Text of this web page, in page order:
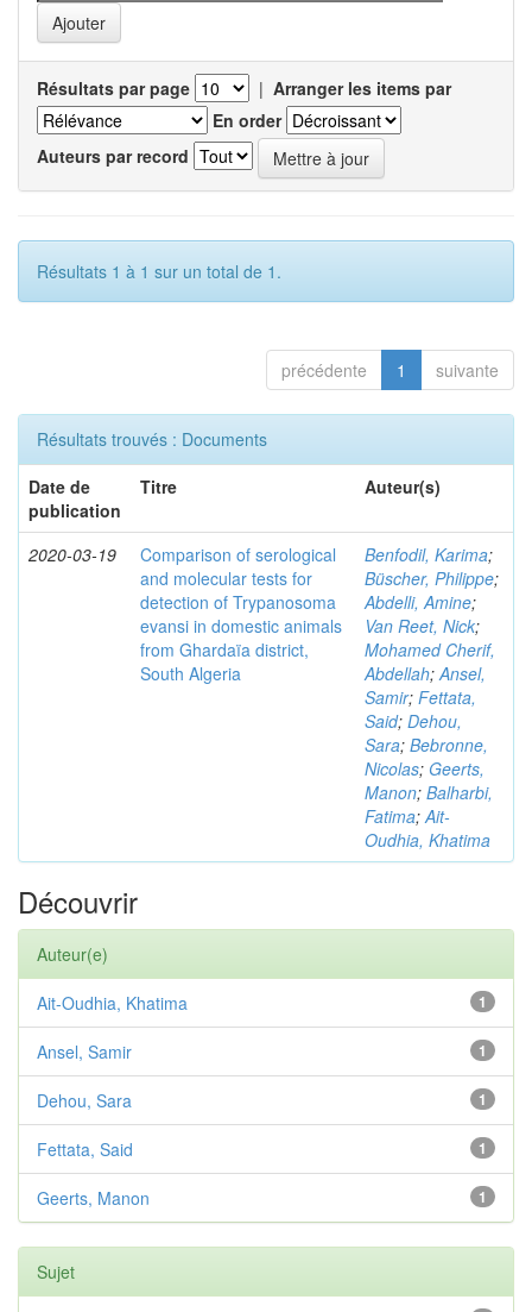
Résultats par page | Arranger les items par
En order
Auteurs par record
Résultats 1 à 1 sur un total de 1.
précédente 1 suivante
Résultats trouvés : Documents
Date de
publication
Titre Auteur(s)
2020-03-19
Comparison of serological
and molecular tests for
detection of Trypanosoma
evansi in domestic animals
from Ghardaïa district,
South Algeria
Benfodil, Karima;
Büscher, Philippe;
Abdelli, Amine;
Van Reet, Nick;
Mohamed Cherif,
Abdellah;Ansel,
Samir; Fettata,
Said; Dehou,
Sara; Bebronne,
Nicolas; Geerts,
Manon; Balharbi,
Fatima;Ait-
Oudhia, Khatima
Découvrir
Auteur(e)
1
Ait-Oudhia, Khatima
1
Ansel, Samir
1
Dehou, Sara
1
Fettata, Said
1
Geerts, Manon
Sujet